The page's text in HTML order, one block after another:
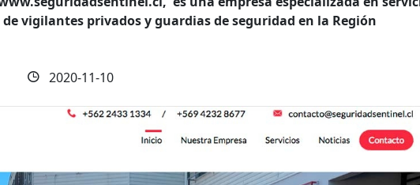
vigilantes privados y guardias de seguridad en la Región
2020-11-10